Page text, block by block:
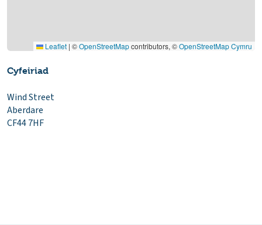
Leaflet | ©OpenStreetMapcontributors, ©OpenStreetMap Cymru
Cyfeiriad
Wind Street
Aberdare
CF44 7HF